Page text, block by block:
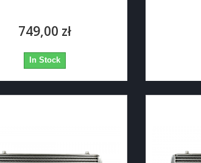
749,00 zł
In Stock